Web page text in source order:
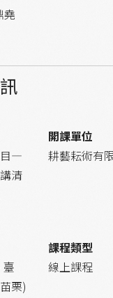
堯
目—
清
開課單位
耕藝耘術有
臺
栗)
課程類型
線上課程